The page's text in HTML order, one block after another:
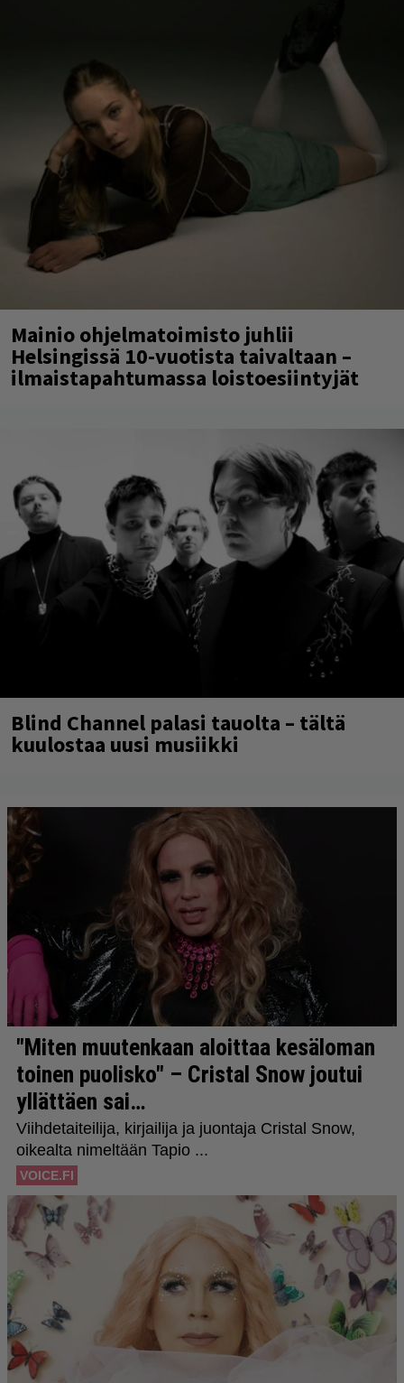
Mainio ohjelmatoimisto juhlii
Helsingissä 10-vuotista taivaltaan –
ilmaistapahtumassa loistoesiintyjät
Blind Channel palasi tauolta – tältä
kuulostaa uusi musiikki